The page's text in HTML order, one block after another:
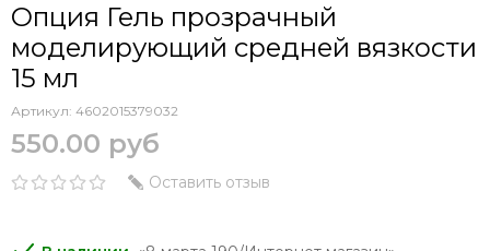
Опция Гель прозрачный
моделирующий средней вязкости
15 мл
Артикул: 4602015379032
550.00 руб
Оставить отзыв